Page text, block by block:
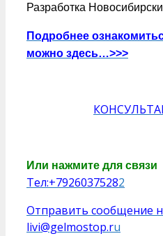
Разработка
Подробнее
можно здесь…>>>
Или нажмите для связи
Тел:+79260375282
Отправить сообщение
livi@gelmostop.ru